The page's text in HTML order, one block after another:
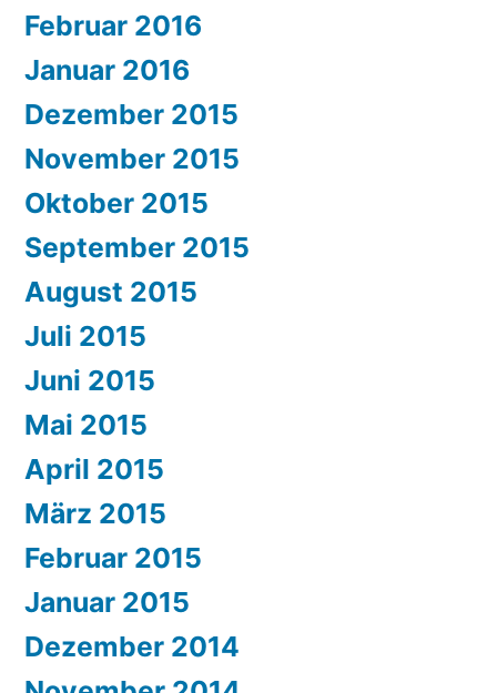
Februar 2016
Januar 2016
Dezember 2015
November 2015
Oktober 2015
September 2015
August 2015
Juli 2015
Juni 2015
Mai 2015
April 2015
März 2015
Februar 2015
Januar 2015
Dezember 2014